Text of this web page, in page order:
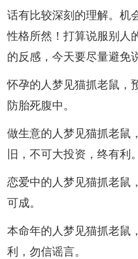
话有比较深刻的理解。机
性格所然！打算说服别人
的反感，今天要尽量避免
怀孕的人梦见猫抓老鼠，
防胎死腹中。
做生意的人梦见猫抓老鼠
旧，不可大投资，终有利。
恋爱中的人梦见猫抓老鼠
可成。
本命年的人梦见猫抓老鼠
利，勿信谣言。